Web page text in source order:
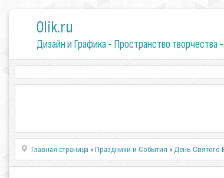
0lik.ru
Дизайн и Графика - Пространство творчества
Главная страница »Праздники и События »День Святого